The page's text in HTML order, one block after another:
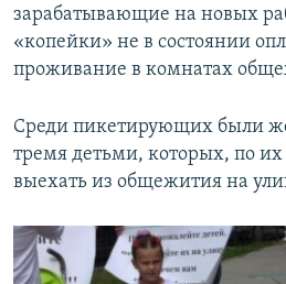
зарабатывающие на новых
«копейки» не в состоянии
проживание в комнатах
Среди пикетирующих были
тремя детьми, которых, по
выехать из общежития на